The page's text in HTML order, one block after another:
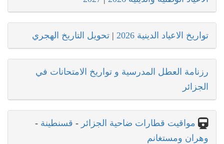
تواريخ الاعياد الدينية 2026 | تحويل التاريخ الهجري
رزنامة العطل المدرسية و تواريخ الامتحانات في
الجزائر
مواقيت قطارات ضاحية الجزائر - قسنطينة -
وهران ومستغانم